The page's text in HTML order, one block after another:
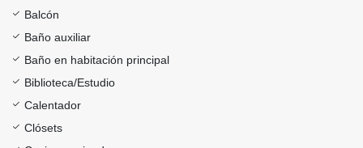
Balcón
Baño auxiliar
Baño en habitación principal
Biblioteca/Estudio
Calentador
Clósets